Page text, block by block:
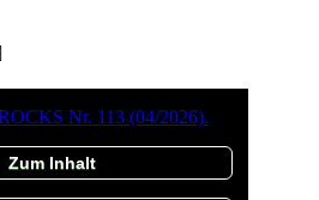
Zum Inhalt